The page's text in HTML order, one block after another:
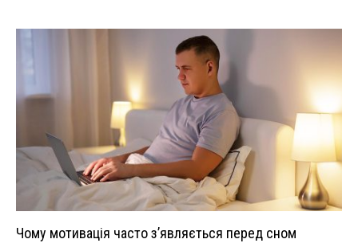
Чому мотивація часто з’являється перед сном